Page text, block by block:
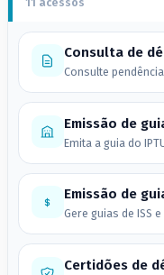
Consulta de
Consulte
Emissão de
Emita a guia do
Emissão de
Gere guias de ISS
Certidões de